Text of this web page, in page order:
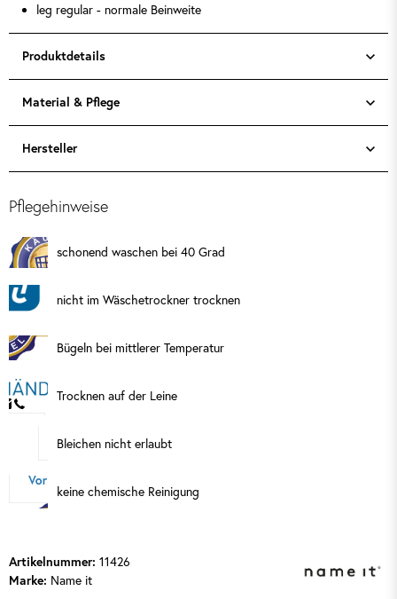
Produktdetails
Material & Pflege
Hersteller
leg regular - normale Beinweite
Pflegehinweise
schonend waschen bei 40 Grad
nicht im Wäschetrockner trocknen
Bügeln bei mittlerer Temperatur
Trocknen auf der Leine
Bleichen nicht erlaubt
keine chemische Reinigung
Artikelnummer: 11426
Marke: Name it